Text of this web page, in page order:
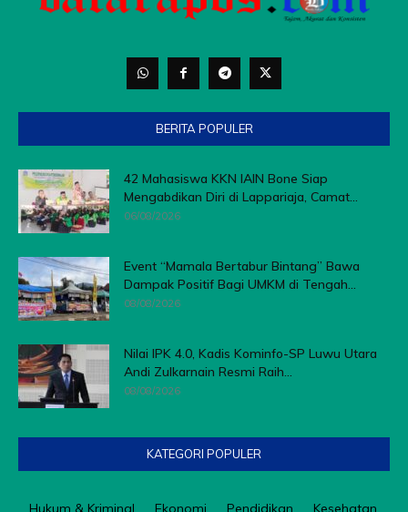
BERITA POPULER
42 Mahasiswa KKN IAIN Bone Siap
Mengabdikan Diri di Lappariaja, Camat...
06/08/2026
Event “Mamala Bertabur Bintang” Bawa
Dampak Positif Bagi UMKM di Tengah...
08/08/2026
Nilai IPK 4.0, Kadis Kominfo-SP Luwu Utara
Andi Zulkarnain Resmi Raih...
08/08/2026
KATEGORI POPULER
Hukum & Kriminal Ekonomi Pendidikan Kesehatan